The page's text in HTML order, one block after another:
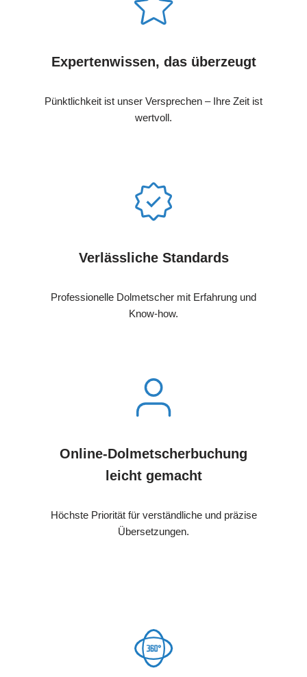
Expertenwissen, das überzeugt
Pünktlichkeit ist unser Versprechen – Ihre Zeit ist
wertvoll.
Verlässliche Standards
Professionelle Dolmetscher mit Erfahrung und
Know-how.
Online-Dolmetscherbuchung
leicht gemacht
Höchste Priorität für verständliche und präzise
Übersetzungen.